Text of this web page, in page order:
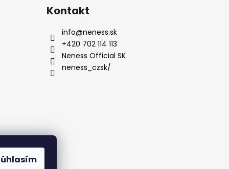
Kontakt
info@neness.sk
+420 702 114 113
Neness Official SK
neness_czsk/